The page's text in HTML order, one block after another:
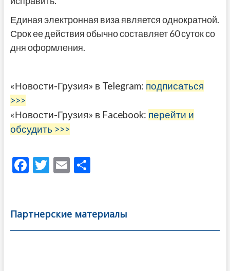
Единая электронная виза является однократной.
Срок ее действия обычно составляет 60 суток со
дня оформления.
«Новости-Грузия» в Telegram: подписаться
>>>
«Новости-Грузия» в Facebook: перейти и
обсудить >>>
F
b
o
T
er
E
l
О
а
в
Партнерские материалы